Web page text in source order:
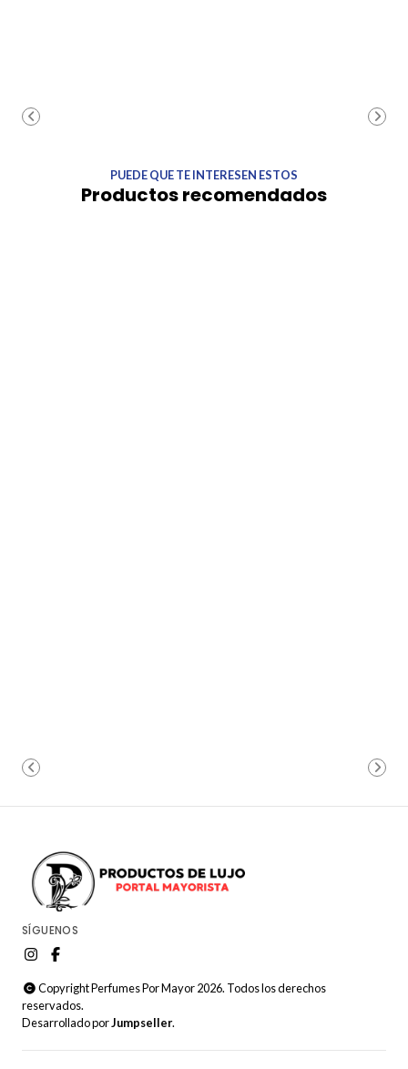
PUEDE QUE TE INTERESEN ESTOS
Productos recomendados
SÍGUENOS
Copyright Perfumes Por Mayor 2026. Todos los derechos
reservados.
Desarrollado porJumpseller.